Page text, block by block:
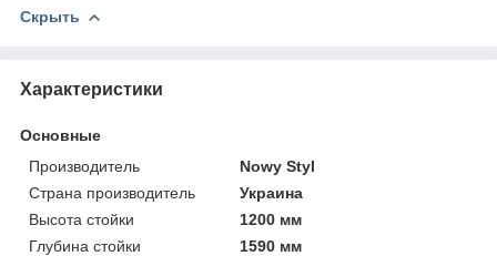
Скрыть
Характеристики
Основные
Производитель
Nowy Styl
Страна производитель
Украина
Высота стойки
1200 мм
Глубина стойки
1590 мм